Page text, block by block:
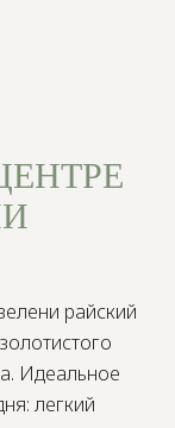
райский
Идеальное
легкий